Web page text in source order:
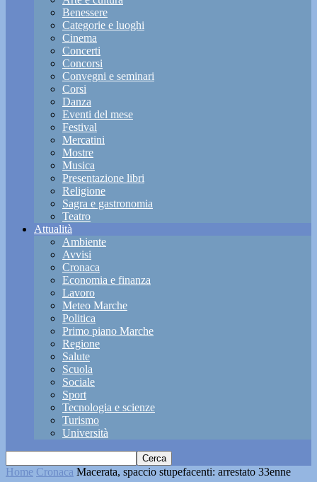
Benessere
Categorie e luoghi
Cinema
Concerti
Concorsi
Convegni e seminari
Corsi
Danza
Eventi del mese
Festival
Mercatini
Mostre
Musica
Presentazione libri
Religione
Sagra e gastronomia
Teatro
Attualità
Ambiente
Avvisi
Cronaca
Economia e finanza
Lavoro
Meteo Marche
Politica
Primo piano Marche
Regione
Salute
Scuola
Sociale
Sport
Tecnologia e scienze
Turismo
Università
Home Cronaca Macerata, spaccio stupefacenti: arrestato 33enne